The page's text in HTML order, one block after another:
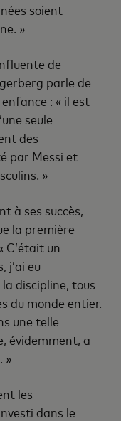
soient
»
de
parle de
: « il est
seule
des
par Messi et
»
à ses succès,
la première
C’était un
j’ai eu
discipline, tous
du monde entier.
une telle
évidemment, a
»
les
dans le